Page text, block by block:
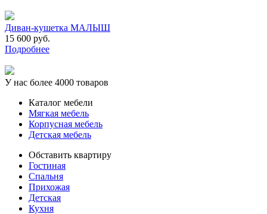
Диван-кушетка МАЛЫШ
15 600 руб.
Подробнее
У нас более 4000 товаров
Каталог мебели
Мягкая мебель
Корпусная мебель
Детская мебель
Обставить квартиру
Гостиная
Спальня
Прихожая
Детская
Кухня